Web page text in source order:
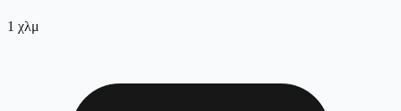
1 χλμ